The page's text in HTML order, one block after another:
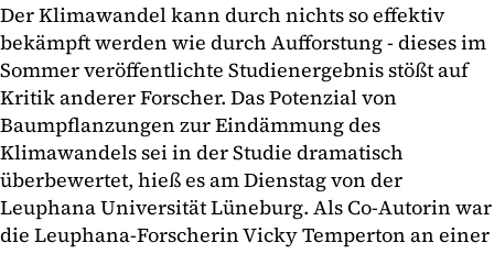
Der Klimawandel kann durch nichts so effektiv
bekämpft werden wie durch Aufforstung - dieses im
Sommer veröffentlichte Studienergebnis stößt auf
Kritik anderer Forscher. Das Potenzial von
Baumpflanzungen zur Eindämmung des
Klimawandels sei in der Studie dramatisch
überbewertet, hieß es am Dienstag von der
Leuphana Universität Lüneburg. Als Co-Autorin war
die Leuphana-Forscherin Vicky Temperton an einer